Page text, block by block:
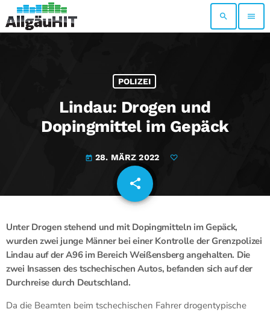
search menu
POLIZEI
Lindau: Drogen und
Dopingmittel im Gepäck
today 28. MÄRZ 2022
share
email
Unter Drogen stehend und mit Dopingmitteln im Gepäck,
wurden zwei junge Männer bei einer Kontrolle der Grenzpolizei
Lindau auf der A96 im Bereich Weißensberg angehalten. Die
zwei Insassen des tschechischen Autos, befanden sich auf der
Durchreise durch Deutschland.
Da die Beamten beim tschechischen Fahrer drogentypische